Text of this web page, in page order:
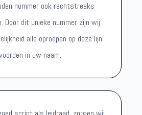
nummer ook rechtstreeks
Door dit unieke nummer zijn wij
alle oproepen op deze lijn
in uw naam.